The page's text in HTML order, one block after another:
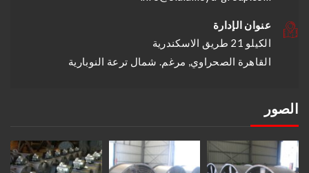
عنوان الإدارة
الكيلو 21 طريق الاسكندرية
القاهرة الصحراوي, مرغم. شمال ترعة النوبارية
الصور